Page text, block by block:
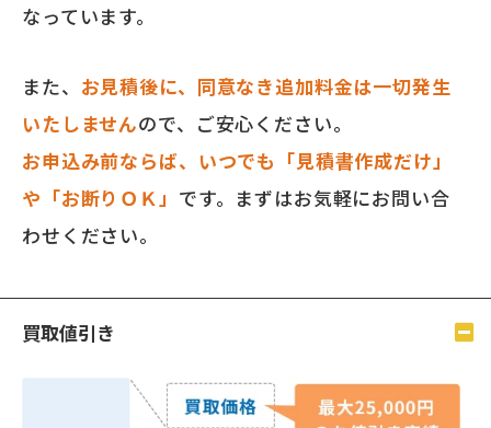
なっています。
また、 お見積後に、同意なき追加料金は一切発生
いたしませんので、ご安心ください。
お申込み前ならば、いつでも「見積書作成だけ」
や「お断りＯＫ」 です。まずはお気軽にお問い合
わせください。
買取値引き